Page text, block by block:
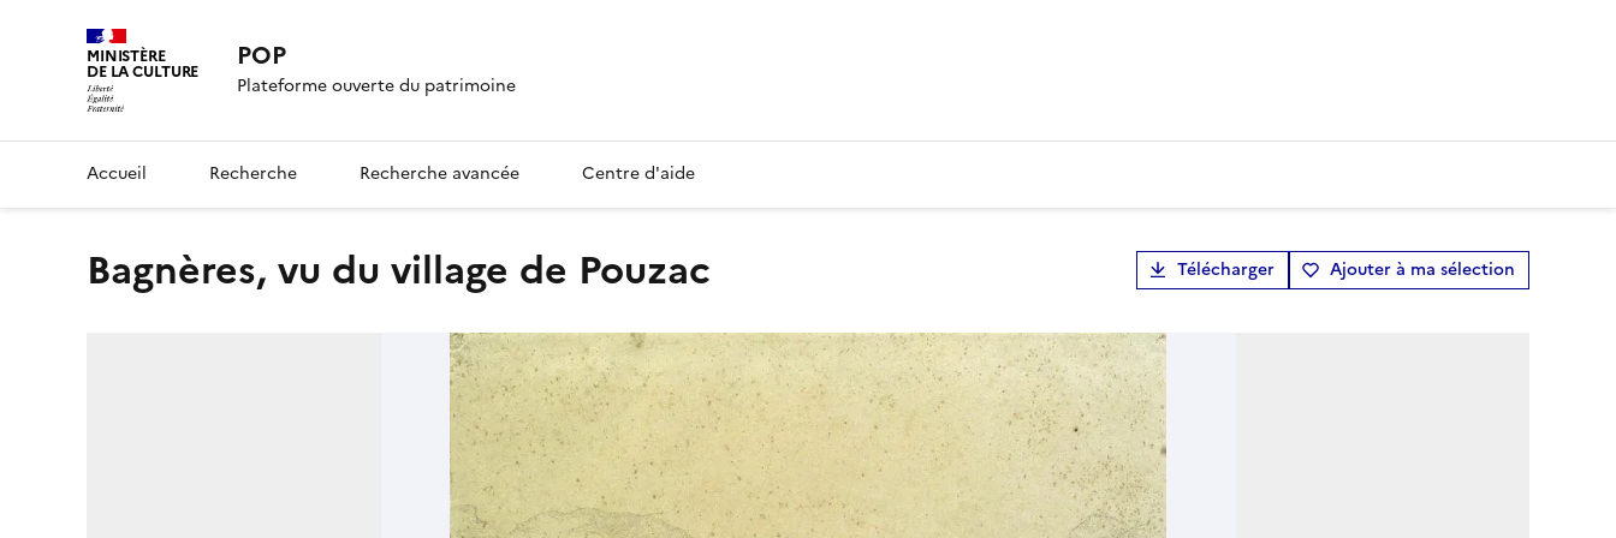
MINISTÈRE
DE LA CULTURE POP
Plateforme ouverte du patrimoine
Accueil Recherche Recherche avancée Centre d'aide
Bagnères, vu du village de Pouzac Télécharger Ajouter à ma sélection